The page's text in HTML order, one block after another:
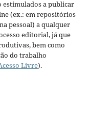
estimulados a publicar
(ex.: em repositórios
pessoal) a qualquer
editorial, já que
bem como
do trabalho
Livre).